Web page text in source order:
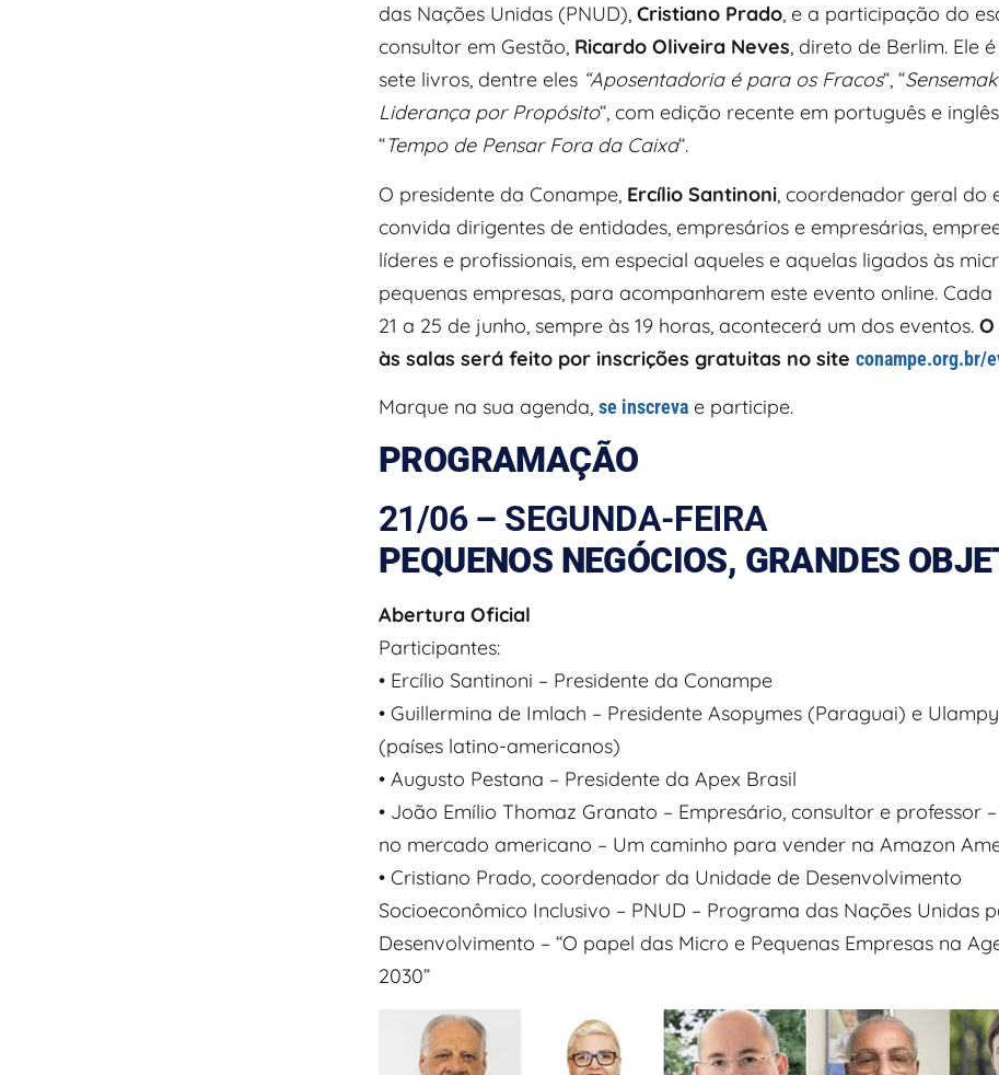
das Nações Unidas (PNUD), Cristiano Prado, e a participação do
consultor em Gestão, Ricardo Oliveira Neves, direto de Berlim. Ele
sete livros, dentre eles “Aposentadoria é para os Fracos“, “
Liderança por Propósito“, com edição recente em português e
“Tempo de Pensar Fora da Caixa“.
O presidente da Conampe, Ercílio Santinoni , coordenador geral do
convida dirigentes de entidades, empresários e empresárias,
líderes e profissionais, em especial aqueles e aquelas ligados às
pequenas empresas, para acompanharem este evento online. Cada
21 a 25 de junho, sempre às 19 horas, acontecerá um dos eventos.
às salas será feito por inscrições gratuitas no site conampe.org.br/
Marque na sua agenda, se inscreva e participe.
PROGRAMAÇÃO
21/06 – SEGUNDA-FEIRA
PEQUENOS NEGÓCIOS, GRANDES
Abertura Oficial
Participantes:
• Ercílio Santinoni – Presidente da Conampe
• Guillermina de Imlach – Presidente Asopymes (Paraguai) e
(países latino-americanos)
• Augusto Pestana – Presidente da Apex Brasil
• João Emílio Thomaz Granato – Empresário, consultor e professor
no mercado americano – Um caminho para vender na Amazon
• Cristiano Prado, coordenador da Unidade de Desenvolvimento
Socioeconômico Inclusivo – PNUD – Programa das Nações Unidas
Desenvolvimento – “O papel das Micro e Pequenas Empresas na
2030”